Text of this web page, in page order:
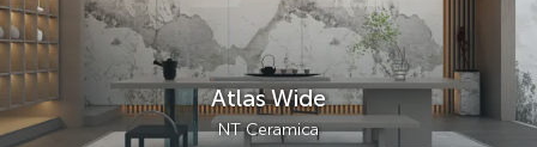
Atlas Wide
NT Ceramica